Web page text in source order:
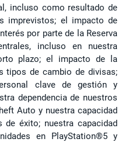
incluso como resultado de
imprevistos; el impacto de
por parte de la Reserva
incluso en nuestra
plazo; el impacto de la
tipos de cambio de divisas;
clave de gestión y
dependencia de nuestros
Auto y nuestra capacidad
éxito; nuestra capacidad
en PlayStation®5 y